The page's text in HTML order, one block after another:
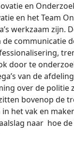
en
en het Team
werkzaam zijn.
de communicatie
door te
van de
over de politie
bovenop de
het vak en
naar hoe